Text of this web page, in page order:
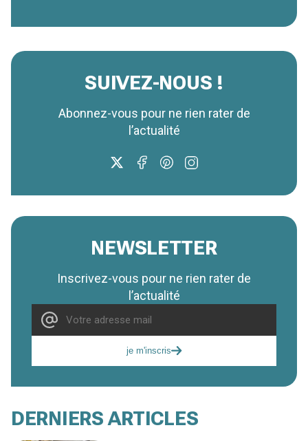
SUIVEZ-NOUS !
Abonnez-vous pour ne rien rater de
l’actualité
NEWSLETTER
Inscrivez-vous pour ne rien rater de
l’actualité
je m'inscris
DERNIERS ARTICLES